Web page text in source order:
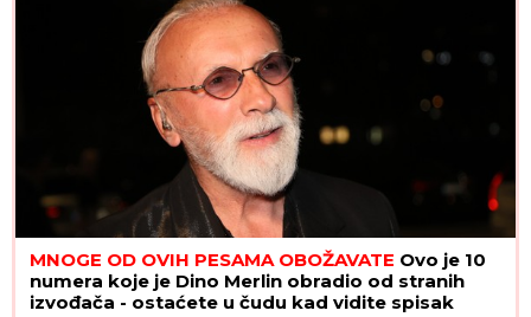
MNOGE OD OVIH PESAMA OBOŽAVATE Ovo je 10
numera koje je Dino Merlin obradio od stranih
izvođača - ostaćete u čudu kad vidite spisak